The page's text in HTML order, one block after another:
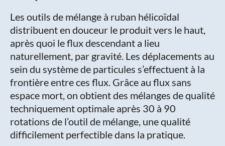
Les outils de mélange à ruban hélicoïdal
distribuent en douceur le produit vers le haut,
après quoi le flux descendant a lieu
naturellement, par gravité. Les déplacements au
sein du système de particules s’effectuent à la
frontière entre ces flux. Grâce au flux sans
espace mort, on obtient des mélanges de qualité
techniquement optimale après 30 à 90
rotations de l’outil de mélange, une qualité
difficilement perfectible dans la pratique.